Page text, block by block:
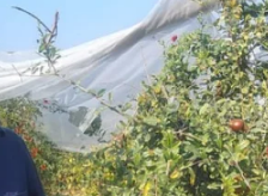
खजूर से
बढ़ाएं
05-Aug-2026